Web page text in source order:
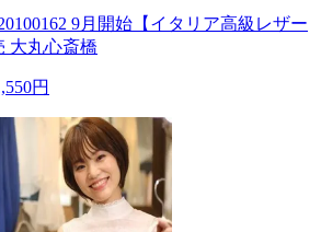
9月開始【イタリア高級レザー
大丸心斎橋
円